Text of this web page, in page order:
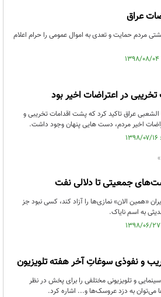
عراق
مردم حمایت و تعدی به اموال عمومی را حرام اعلام
در اعتراضات اخیر بود
عراق تاکید کرد که پشت اقدامات تخریبی و
اخیر مردم، دست هایی پنهان وجود داشت.
جمعیتی تا دلالی نفت
«همین الان» نمازی‌ها را آزاد کند، کسی نبود جز
به اسم نایاک.
و نفوذی سوغاتِ آخر هفته تلویزیون
و تلویزیونی مختلفی را برای پخش در نظر
می‌توان به دزد عروسک‌ها و... اشاره کرد.